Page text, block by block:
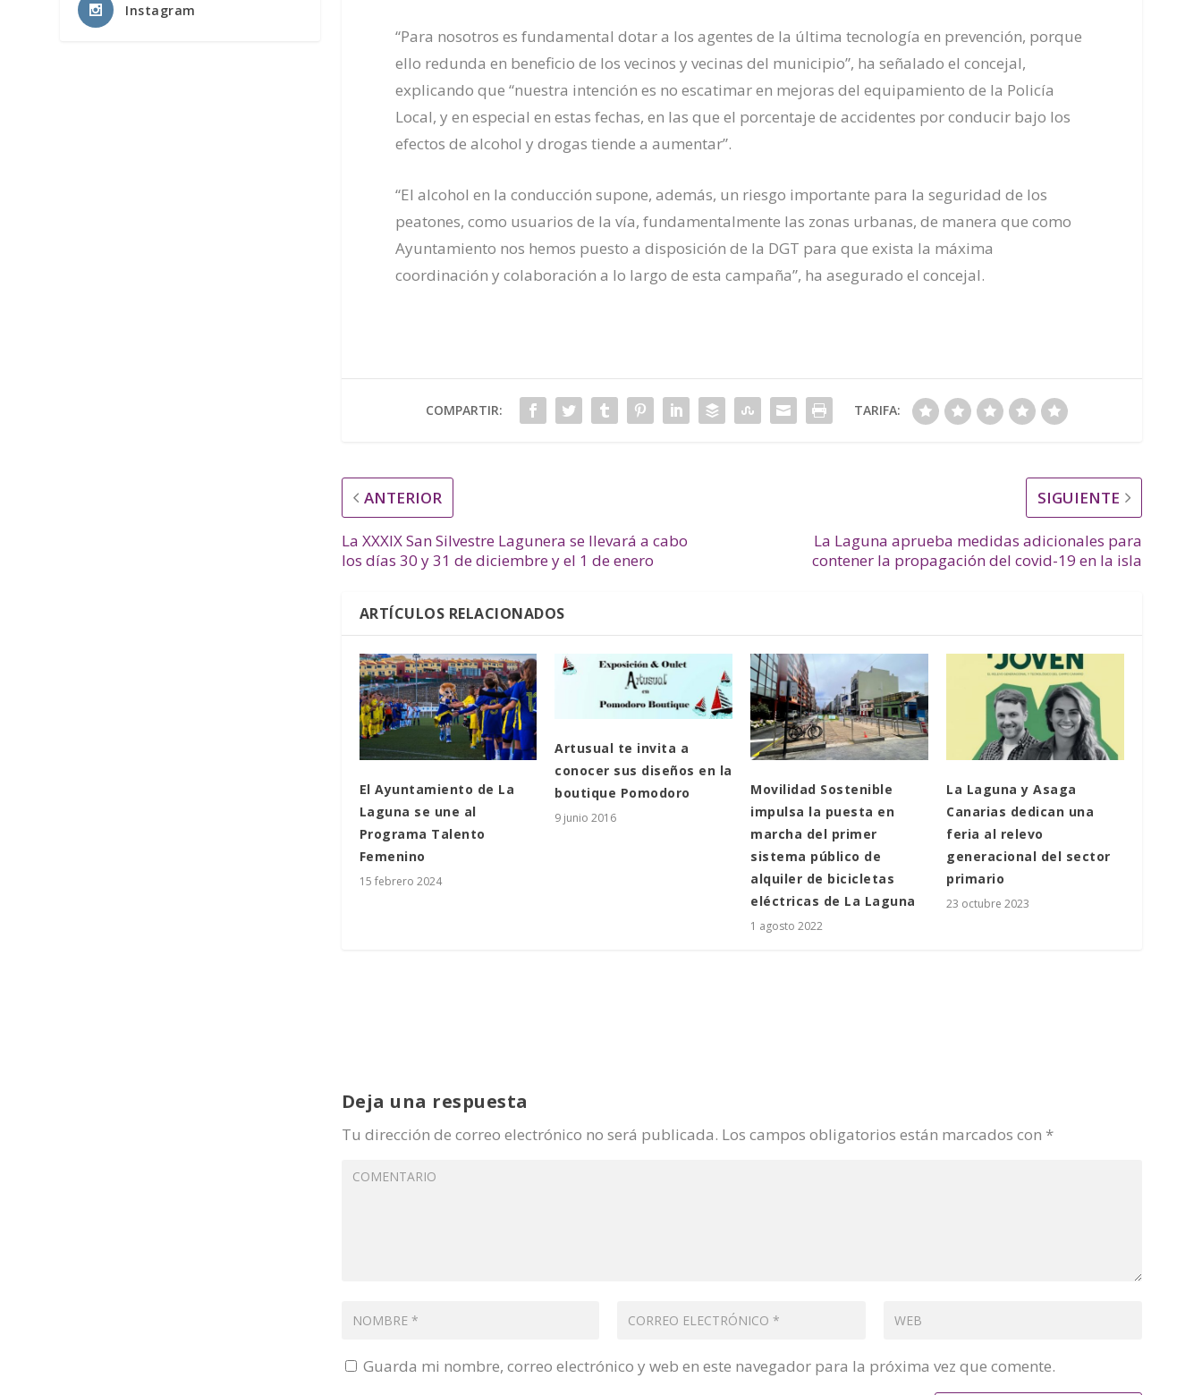
“Para nosotros es fundamental dotar a los agentes de la última tecnología en prevención, porque
ello redunda en beneficio de los vecinos y vecinas del municipio”, ha señalado el concejal,
explicando que “nuestra intención es no escatimar en mejoras del equipamiento de la Policía
Local, y en especial en estas fechas, en las que el porcentaje de accidentes por conducir bajo los
efectos de alcohol y drogas tiende a aumentar”.
“El alcohol en la conducción supone, además, un riesgo importante para la seguridad de los
peatones, como usuarios de la vía, fundamentalmente las zonas urbanas, de manera que como
Ayuntamiento nos hemos puesto a disposición de la DGT para que exista la máxima
coordinación y colaboración a lo largo de esta campaña”, ha asegurado el concejal.
COMPARTIR: TARIFA:
ANTERIOR
La XXXIX San Silvestre Lagunera se llevará a cabo
los días 30 y 31 de diciembre y el 1 de enero
SIGUIENTE
La Laguna aprueba medidas adicionales para
contener la propagación del covid-19 en la isla
ARTÍCULOS RELACIONADOS
El Ayuntamiento de La
Laguna se une al
Programa Talento
Femenino
15 febrero 2024
Artusual te invita a
conocer sus diseños en la
boutique Pomodoro
9 junio 2016
Movilidad Sostenible
impulsa la puesta en
marcha del primer
sistema público de
alquiler de bicicletas
eléctricas de La Laguna
1 agosto 2022
La Laguna y Asaga
Canarias dedican una
feria al relevo
generacional del sector
primario
23 octubre 2023
Deja una respuesta
Tu dirección de correo electrónico no será publicada. Los campos obligatorios están marcados con *
Guarda mi nombre, correo electrónico y web en este navegador para la próxima vez que comente.
Instagram